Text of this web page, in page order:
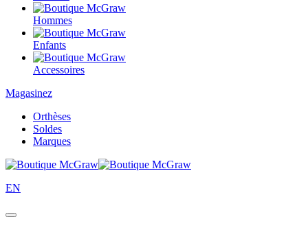
Hommes
Enfants
Accessoires
Magasinez
Orthèses
Soldes
Marques
EN